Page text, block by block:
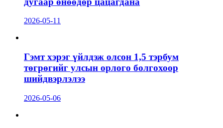
2026-05-11
Гэмт хэрэг үйлдэж олсон 1,5 тэрбум
төгрөгийг улсын орлого болгохоор
шийдвэрлэлээ
2026-05-06